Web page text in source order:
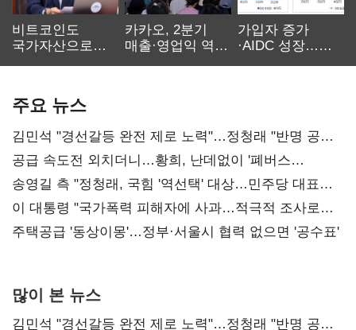
비트코인도
국가자산으로…'
카카오, 2분기
매출·영업익 역대
가입자 증가
·AIDC 성장…
주요 뉴스
김민석 "경선갈등 완전 제로 노력"…정청래 "반명 공세
사과부터"
공급 속도전 외치더니…황희, 난데없이 '폐버스
리모델링' 제안
송영길 측 "정청래, 국힘 '역선택' 대상…민주당 대표로
총선 지휘 못해"
이 대통령 "국가폭력 피해자에 사과…적극적 조사로
진실 밝혀야"
주택공급 '동상이몽'…정부·서울시 협력 없으면 '공수표'
많이 본 뉴스
김민석 "경선갈등 완전 제로 노력"…정청래 "반명 공세